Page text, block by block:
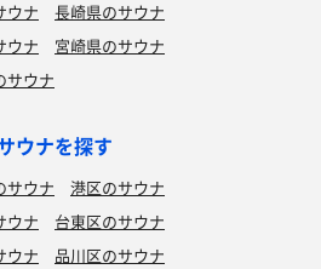
ウナ
長崎県のサウナ
ウナ
宮崎県のサウナ
サウナ
ウナを探す
サウナ
港区のサウナ
ウナ
台東区のサウナ
ウナ
品川区のサウナ